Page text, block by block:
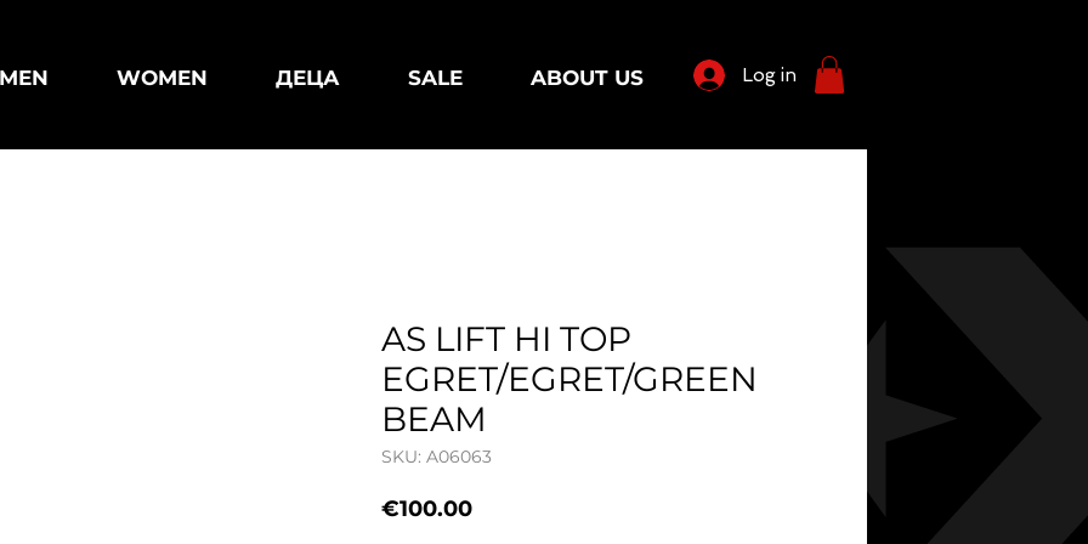
MEN WOMEN ДЕЦА SALE ABOUT US Log in
AS LIFT HI TOP
EGRET/EGRET/GREEN
BEAM
SKU: A06063
€100.00Price